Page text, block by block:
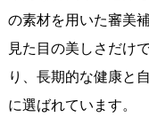
の素材を用いた審美
見た目の美しさだけ
り、長期的な健康と
に選ばれています。